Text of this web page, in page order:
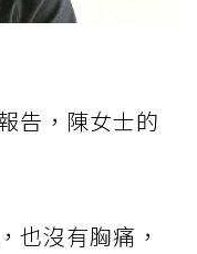
告，陳女士的
也沒有胸痛，